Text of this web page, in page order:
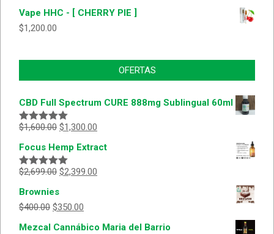
5
Vape HHC - [ CHERRY PIE ]
$1,200.00
OFERTAS
CBD Full Spectrum CURE 888mg Sublingual 60ml
Valorado
5
$1,600.00 $1,300.00
Focus Hemp Extract
Valorado
5
$2,699.00 $2,399.00
Brownies
$400.00 $350.00
Mezcal Cannábico Maria del Barrio